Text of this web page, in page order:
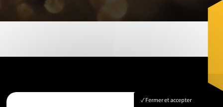
Fermer et accepter